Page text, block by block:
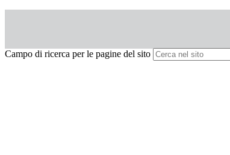
Campo di ricerca per le pagine del sito